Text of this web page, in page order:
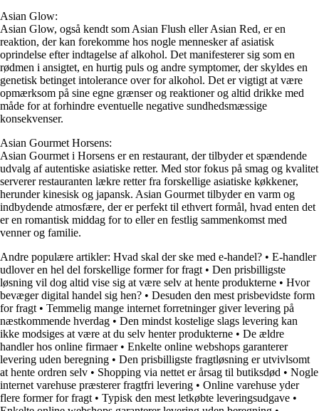
Asian Glow:
Asian Glow, også kendt som Asian Flush eller Asian Red, er en
reaktion, der kan forekomme hos nogle mennesker af asiatisk
oprindelse efter indtagelse af alkohol. Det manifesterer sig som en
rødmen i ansigtet, en hurtig puls og andre symptomer, der skyldes en
genetisk betinget intolerance over for alkohol. Det er vigtigt at være
opmærksom på sine egne grænser og reaktioner og altid drikke med
måde for at forhindre eventuelle negative sundhedsmæssige
konsekvenser.
Asian Gourmet Horsens:
Asian Gourmet i Horsens er en restaurant, der tilbyder et spændende
udvalg af autentiske asiatiske retter. Med stor fokus på smag og kvalitet
serverer restauranten lækre retter fra forskellige asiatiske køkkener,
herunder kinesisk og japansk. Asian Gourmet tilbyder en varm og
indbydende atmosfære, der er perfekt til ethvert formål, hvad enten det
er en romantisk middag for to eller en festlig sammenkomst med
venner og familie.
Andre populære artikler: Hvad skal der ske med e-handel? • E-handler
udlover en hel del forskellige former for fragt • Den prisbilligste
løsning vil dog altid vise sig at være selv at hente produkterne • Hvor
bevæger digital handel sig hen? • Desuden den mest prisbevidste form
for fragt • Temmelig mange internet forretninger giver levering på
næstkommende hverdag • Den mindst kostelige slags levering kan
ikke modsiges at være at du selv henter produkterne • De ældre
handler hos online firmaer• Enkelte online webshops garanterer
levering uden beregning • Den prisbilligste fragtløsning er utvivlsomt
at hente ordren selv • Shopping via nettet er årsag til butiksdød • Nogle
internet varehuse præsterer fragtfri levering • Online varehuse yder
flere former for fragt • Typisk den mest letkøbte leveringsudgave •